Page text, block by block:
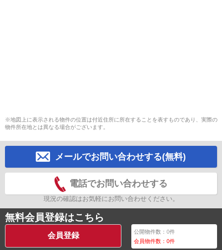
※地図上に表示される物件の位置は付近住所に所在することを表すものであり、実際の
物件所在地とは異なる場合がございます。
メールでお問い合わせする(無料)
電話でお問い合わせする
現況の確認はお気軽にお問い合わせください。
無料会員登録はこちら
会員登録 公開物件数：0件
会員物件数：0件